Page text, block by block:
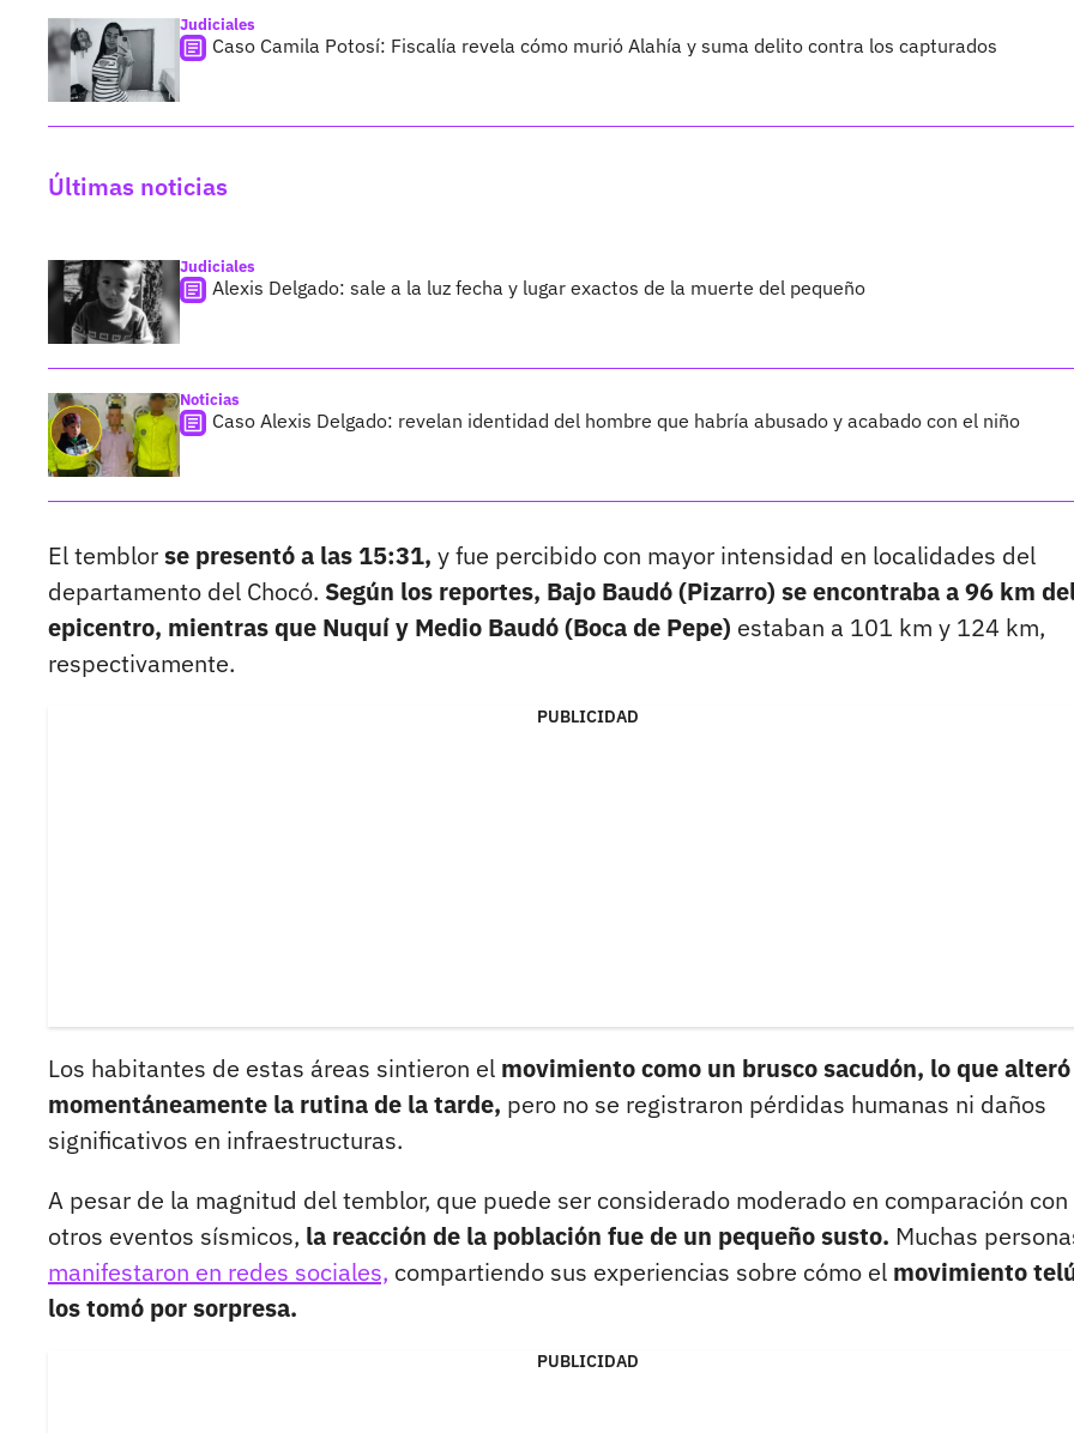
Judiciales
Caso Camila Potosí: Fiscalía revela cómo murió Alahía y suma delito contra los capturados
Últimas noticias
Judiciales
Alexis Delgado: sale a la luz fecha y lugar exactos de la muerte del pequeño
Noticias
Caso Alexis Delgado: revelan identidad del hombre que habría abusado y acabado con el niño
El temblorse presentó a las 15:31, y fue percibido con mayor intensidad en localidades del
departamento del Chocó. Según los reportes, Bajo Baudó (Pizarro) se encontraba a 96 km
epicentro, mientras que Nuquí y Medio Baudó (Boca de Pepe) estaban a 101 km y 124 km,
respectivamente.
PUBLICIDAD
Los habitantes de estas áreas sintieron el movimiento como un brusco sacudón, lo que alteró
momentáneamente la rutina de la tarde, pero no se registraron pérdidas humanas ni daños
significativos en infraestructuras.
A pesar de la magnitud del temblor, que puede ser considerado moderado en comparación con
otros eventos sísmicos, la reacción de la población fue de un pequeño susto. Muchas
manifestaron en redes sociales, compartiendo sus experiencias sobre cómo el movimiento
los tomó por sorpresa.
PUBLICIDAD